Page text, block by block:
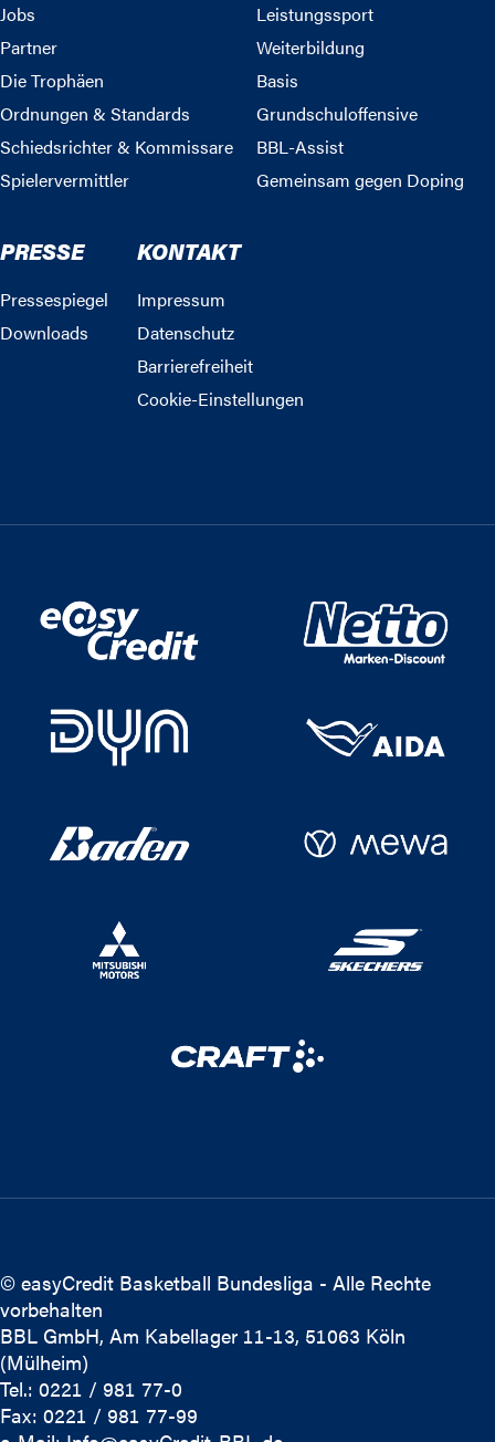
Jobs
Partner
Die Trophäen
Ordnungen & Standards
Schiedsrichter & Kommissare
Spielervermittler
Leistungssport
Weiterbildung
Basis
Grundschuloffensive
BBL-Assist
Gemeinsam gegen Doping
PRESSE
Pressespiegel
Downloads
KONTAKT
Impressum
Datenschutz
Barrierefreiheit
Cookie-Einstellungen
© easyCredit Basketball Bundesliga - Alle Rechte
vorbehalten
BBL GmbH, Am Kabellager 11-13, 51063 Köln
(Mülheim)
Tel.: 0221 / 981 77-0
Fax: 0221 / 981 77-99